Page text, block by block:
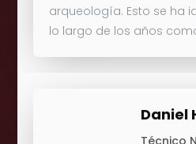
arqueología. Esto se ha
lo largo de los años
Daniel
Técnico